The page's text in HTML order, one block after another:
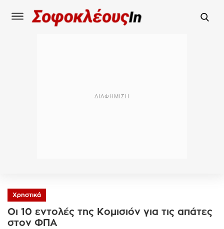
Χρηστικά
Οι 10 εντολές της Κομισιόν για τις απάτες
στον ΦΠΑ